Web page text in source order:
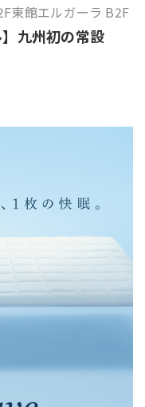
東館エルガーラ B2F
九州初の常設